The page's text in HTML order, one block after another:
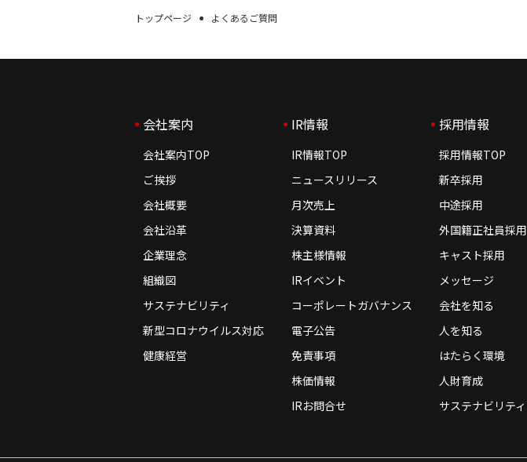
トップページ よくあるご質問
会社案内
会社案内TOP
ご挨拶
会社概要
会社沿革
企業理念
組織図
サステナビリティ
新型コロナウイルス対応
健康経営
IR情報
IR情報TOP
ニュースリリース
月次売上
決算資料
株主様情報
IRイベント
コーポレートガバナンス
電子公告
免責事項
株価情報
IRお問合せ
採用情報
採用情報TOP
新卒採用
中途採用
外国籍正社員採用
キャスト採用
メッセージ
会社を知る
人を知る
はたらく環境
人財育成
サステナビリティ